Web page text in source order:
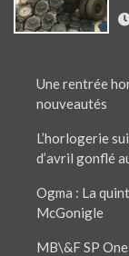
Une rentrée
nouveautés
L’horlogerie
d’avril gonflé
Ogma : La
McGonigle
MB\&F SP